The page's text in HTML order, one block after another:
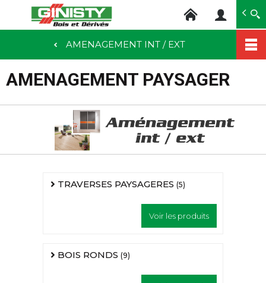
contenu
AMENAGEMENT INT / EXT
AMENAGEMENT PAYSAGER
TRAVERSES PAYSAGERES (5)
Voir les produits
BOIS RONDS (9)